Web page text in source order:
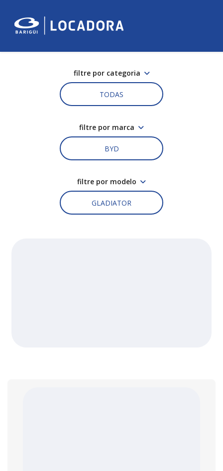
filtre por categoria
TODAS
filtre por marca
BYD
filtre por modelo
GLADIATOR